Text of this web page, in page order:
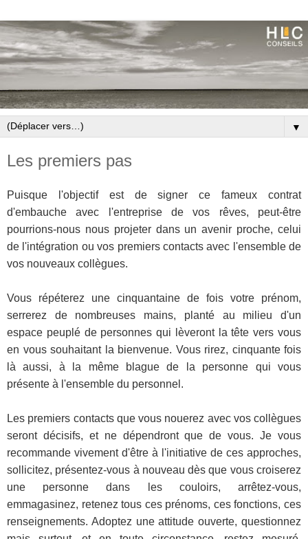
▼
Les premiers pas
Puisque l'objectif est de signer ce fameux contrat
d'embauche avec l'entreprise de vos rêves, peut-être
pourrions-nous nous projeter dans un avenir proche, celui
de l'intégration ou vos premiers contacts avec l'ensemble de
vos nouveaux collègues.
Vous répéterez une cinquantaine de fois votre prénom,
serrerez de nombreuses mains, planté au milieu d'un
espace peuplé de personnes qui lèveront la tête vers vous
en vous souhaitant la bienvenue. Vous rirez, cinquante fois
là aussi, à la même blague de la personne qui vous
présente à l'ensemble du personnel.
Les premiers contacts que vous nouerez avec vos collègues
seront décisifs, et ne dépendront que de vous. Je vous
recommande vivement d'être à l'initiative de ces approches,
sollicitez, présentez-vous à nouveau dès que vous croiserez
une personne dans les couloirs, arrêtez-vous,
emmagasinez, retenez tous ces prénoms, ces fonctions, ces
renseignements. Adoptez une attitude ouverte, questionnez